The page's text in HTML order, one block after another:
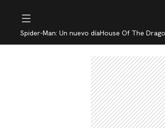
Spider-Man: Un nuevo díaHouse Of The